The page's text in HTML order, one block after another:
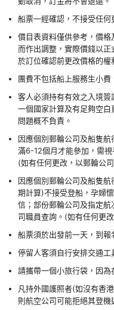
船票一經確認，不接受任何
價目表資料僅供參考，價
而作出調整，實際價錢以
於訂位確認前更改價格的權
團費不包括船上服務生小費
客人必須持有有效之入境
一個國家計算及有足夠空
問題概不負責。
因應個別郵輪公司及船隻
滿6-12個月才能參加，需
(如有任何更改，以郵輪公
因應個別郵輪公司及船隻
期計算)不接受登船，孕婦
信；部份郵輪公司及指定
司職員查詢。(如有任何更
船票須於出發前一天，到報
停留人客須自行安排交通工
請攜帶一個小旅行袋，因為
凡持外國護照者(如沒有香
則航空公司可能拒絕其登機